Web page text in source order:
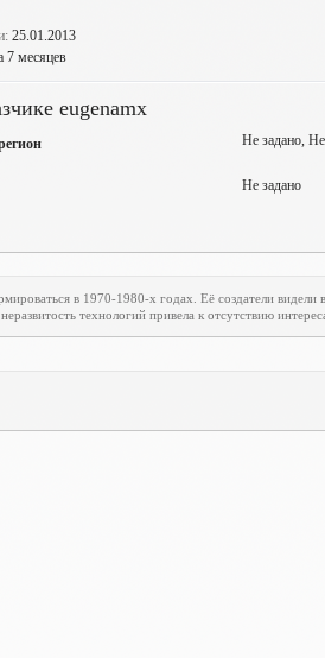
25.01.2013
7 месяцев
eugenamx
Не задано,
Не задано
в 1970-1980-х годах. Её создатели
технологий привела к отсутствию